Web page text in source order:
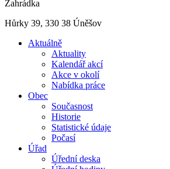
Zahrádka
Hůrky 39, 330 38 Úněšov
Aktuálně
Aktuality
Kalendář akcí
Akce v okolí
Nabídka práce
Obec
Současnost
Historie
Statistické údaje
Počasí
Úřad
Úřední deska